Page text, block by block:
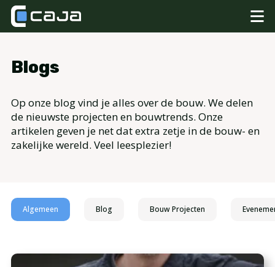
Blogs
Op onze blog vind je alles over de bouw. We delen
de nieuwste projecten en bouwtrends. Onze
artikelen geven je net dat extra zetje in de bouw- en
zakelijke wereld. Veel leesplezier!
Algemeen Blog Bouw Projecten